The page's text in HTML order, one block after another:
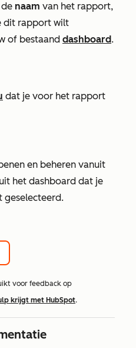
naam van het rapport,
dit rapport wilt
of bestaand dashboard.
dat je voor het rapport
en beheren vanuit
het dashboard dat je
geselecteerd.
voor feedback op
krijgt met HubSpot.